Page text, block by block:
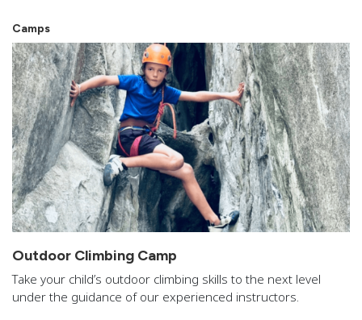
Camps
Outdoor Climbing Camp
Take your child’s outdoor climbing skills to the next level
under the guidance of our experienced instructors.